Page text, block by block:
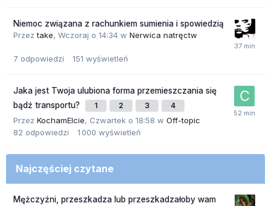
Niemoc związana z rachunkiem sumienia i spowiedzią
Przeztake, Wczoraj o 14:34 w Nerwica natręctw
7 odpowiedzi 151 wyświetleń
Jaka jest Twoja ulubiona forma przemieszczania się
bądź transportu?
1 2 3 4
Przez KochamElcie, Czwartek o 18:58 w Off-topic
82 odpowiedzi 1 000 wyświetleń
Najczęściej czytane
Mężczyźni, przeszkadza lub przeszkadzałoby wam